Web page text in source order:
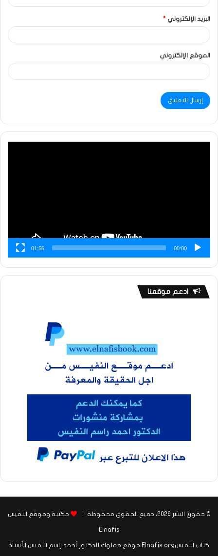
البريد الإلكتروني *
الموقع الإلكتروني
00:00
01:56
ادعم موقعنا
© حقوق النشر 2026، جميع الحقوق محفوظة | مكتبة وموقع النفيس
Elnafis
كتاب النفيسElnafis.org موقع مملوك للدكتور أحمد راسم النفيس الأستاذ